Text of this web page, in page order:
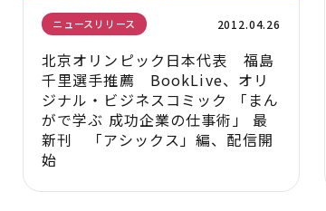
ニュースリリース 2012.04.26
北京オリンピック日本代表 福島
千里選手推薦 BookLive、オリ
ジナル・ビジネスコミック 「まん
がで学ぶ 成功企業の仕事術」 最
新刊 「アシックス」編、配信開
始